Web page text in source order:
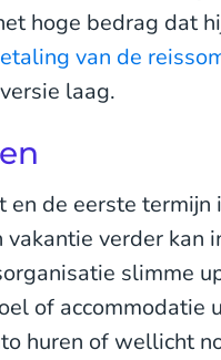
hoge bedrag dat
van de
laag.
en de eerste
vakantie verder
slimme
of accommodatie
huren of wellicht